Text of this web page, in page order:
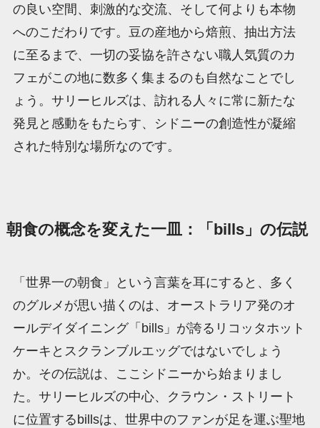
の良い空間、刺激的な交流、そして何よりも本物
へのこだわりです。豆の産地から焙煎、抽出方法
に至るまで、一切の妥協を許さない職人気質のカ
フェがこの地に数多く集まるのも自然なことでし
ょう。サリーヒルズは、訪れる人々に常に新たな
発見と感動をもたらす、シドニーの創造性が凝縮
された特別な場所なのです。
朝食の概念を変えた一皿：「bills」の伝説
「世界一の朝食」という言葉を耳にすると、多く
のグルメが思い描くのは、オーストラリア発のオ
ールデイダイニング「bills」が誇るリコッタホット
ケーキとスクランブルエッグではないでしょう
か。その伝説は、ここシドニーから始まりまし
た。サリーヒルズの中心、クラウン・ストリート
に位置するbillsは、世界中のファンが足を運ぶ聖地